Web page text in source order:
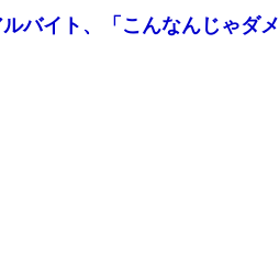
バイト、「こんなんじゃダメ